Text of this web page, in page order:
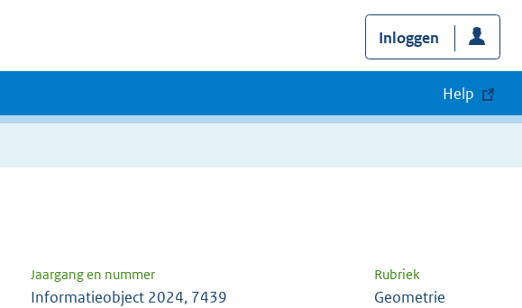
Inloggen
Help
Jaargang en nummer Rubriek
Informatieobject 2024, 7439 Geometrie